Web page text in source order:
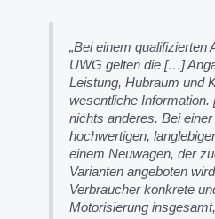
„Bei einem qualifizierten
UWG gelten die […]
Leistung, Hubraum und
wesentliche
nichts anderes. Bei
hochwertigen,
einem Neuwagen, der
Varianten angeboten
Verbraucher konkrete
Motorisierung